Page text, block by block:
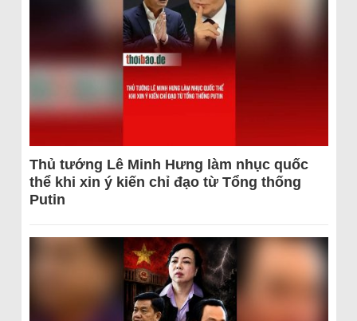
Thủ tướng Lê Minh Hưng làm nhục quốc
thể khi xin ý kiến chỉ đạo từ Tổng thống
Putin